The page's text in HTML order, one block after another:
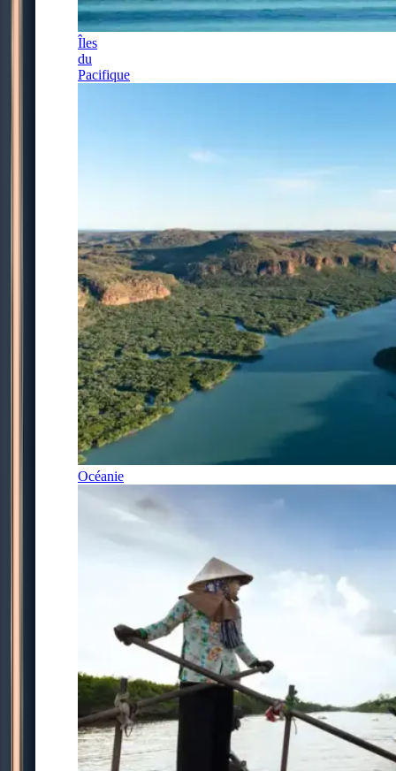
Îles
du
Pacifique
Océanie